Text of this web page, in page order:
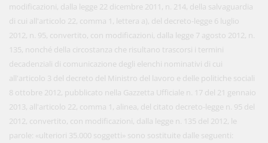
modificazioni, dalla legge 22 dicembre 2011, n. 214, della salvaguardia
di cui all'articolo 22, comma 1, lettera a), del decreto-legge 6 luglio
2012, n. 95, convertito, con modificazioni, dalla legge 7 agosto 2012, n.
135, nonché della circostanza che risultano trascorsi i termini
decadenziali di comunicazione degli elenchi nominativi di cui
all'articolo 3 del decreto del Ministro del lavoro e delle politiche sociali
8 ottobre 2012, pubblicato nella Gazzetta Ufficiale n. 17 del 21 gennaio
2013, all'articolo 22, comma 1, alinea, del citato decreto-legge n. 95 del
2012, convertito, con modificazioni, dalla legge n. 135 del 2012, le
parole: «ulteriori 35.000 soggetti» sono sostituite dalle seguenti: